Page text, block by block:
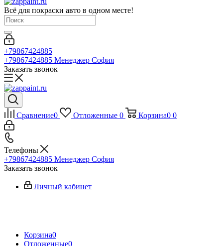
Всё для покраски авто в одном месте!
+79867424885
+79867424885 Менеджер София
Заказать звонок
Сравнение0 Отложенные 0 Корзина0 0
Телефоны
+79867424885 Менеджер София
Заказать звонок
Личный кабинет
Корзина0
Отложенные0